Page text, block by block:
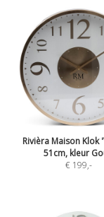
Rivièra Maison Klok
51cm, kleur
€ 199,-